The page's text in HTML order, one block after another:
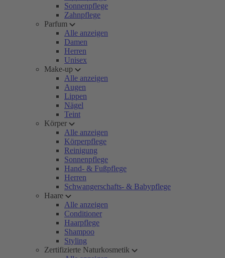
Sonnenpflege
Zahnpflege
Parfum
Alle anzeigen
Damen
Herren
Unisex
Make-up
Alle anzeigen
Augen
Lippen
Nägel
Teint
Körper
Alle anzeigen
Körperpflege
Reinigung
Sonnenpflege
Hand- & Fußpflege
Herren
Schwangerschafts- & Babypflege
Haare
Alle anzeigen
Conditioner
Haarpflege
Shampoo
Styling
Zertifizierte Naturkosmetik